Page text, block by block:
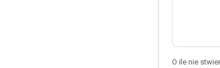
O ile nie